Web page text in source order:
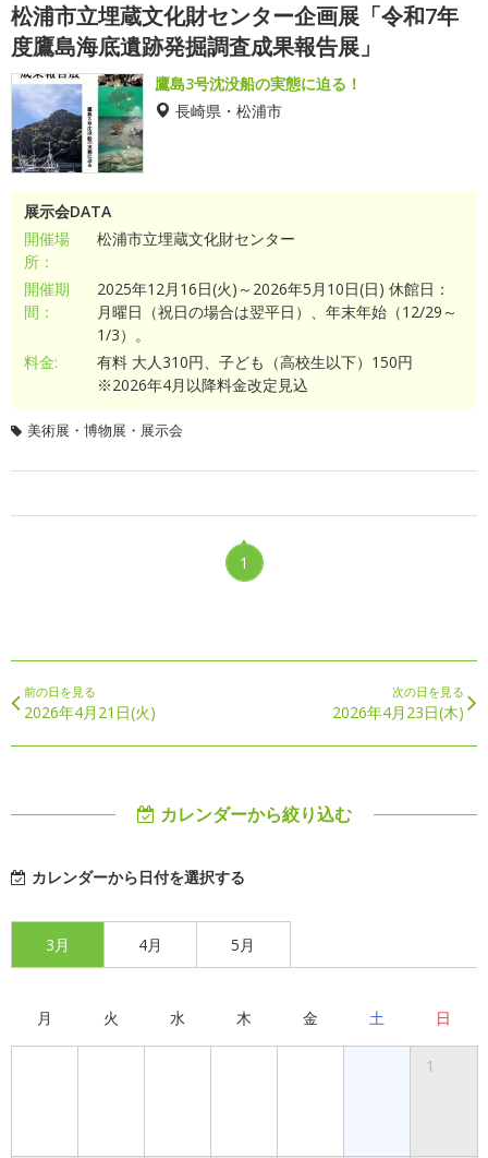
松浦市立埋蔵文化財センター企画展「令和7年
度鷹島海底遺跡発掘調査成果報告展」
鷹島3号沈没船の実態に迫る！
長崎県・松浦市
展示会DATA
開催場
所：
松浦市立埋蔵文化財センター
開催期
間：
2025年12月16日(火)～2026年5月10日(日) 休館日：
月曜日（祝日の場合は翌平日）、年末年始（12/29～
1/3）。
料金:
有料 大人310円、子ども（高校生以下）150円
※2026年4月以降料金改定見込
美術展・博物展・展示会
1
前の日を見る
2026年4月21日(火)
次の日を見る
2026年4月23日(木)
カレンダーから絞り込む
カレンダーから日付を選択する
3月 4月 5月
月 火 水 木 金 土 日
1